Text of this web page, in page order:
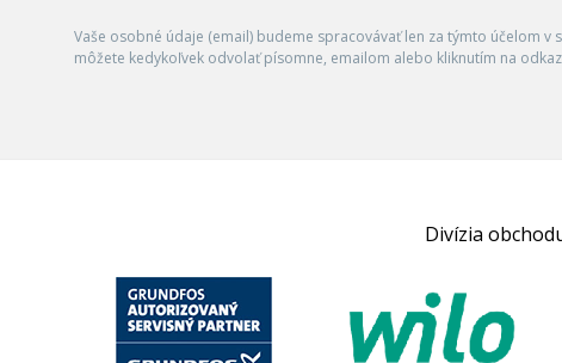
Vaše osobné údaje (email) budeme spracovávať len za týmto účelom
môžete kedykoľvek odvolať písomne, emailom alebo kliknutím na
Divízia